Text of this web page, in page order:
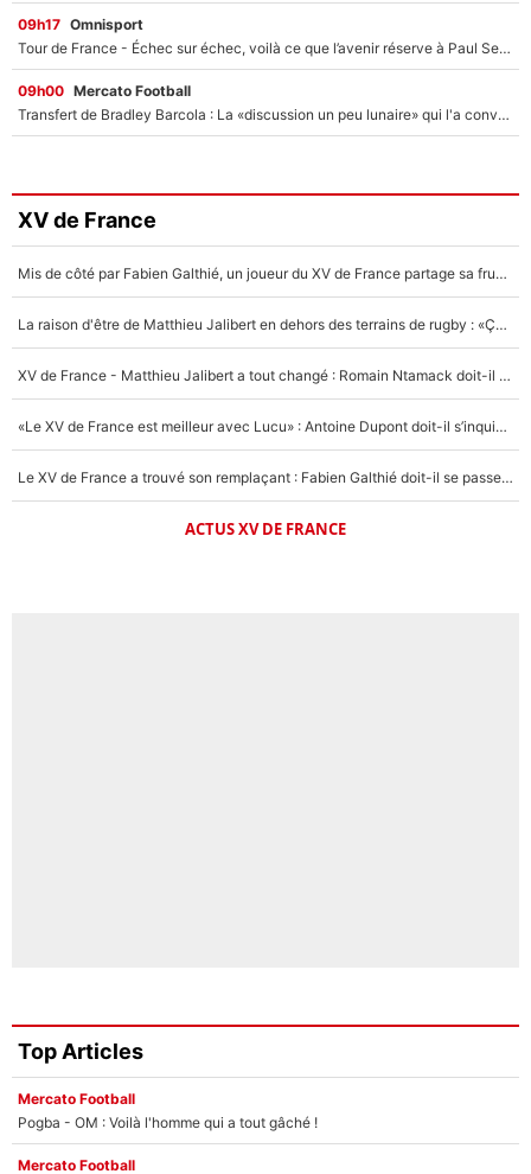
09h17 Omnisport
Tour de France - Échec sur échec, voilà ce que l’avenir réserve à Paul Seixas : «Tant qu’il y aura un Pogacar comme celui-là...»
09h00 Mercato Football
Transfert de Bradley Barcola : La «discussion un peu lunaire» qui l'a convaincu de quitter le PSG, son entourage est pointé du doigt
XV de France
Mis de côté par Fabien Galthié, un joueur du XV de France partage sa frustration : «ils ne me l’ont pas dit tout de suite»
La raison d'être de Matthieu Jalibert en dehors des terrains de rugby : «Ça m'atteint autant que si tu touches à un membre de ma famille»
XV de France - Matthieu Jalibert a tout changé : Romain Ntamack doit-il s’inquiéter pour sa place à un an de la Coupe du monde ?
«Le XV de France est meilleur avec Lucu» : Antoine Dupont doit-il s’inquiéter pour sa place ?
Le XV de France a trouvé son remplaçant : Fabien Galthié doit-il se passer d'Antoine Dupont ?
ACTUS XV DE FRANCE
Top Articles
Mercato Football
Pogba - OM : Voilà l'homme qui a tout gâché !
Mercato Football